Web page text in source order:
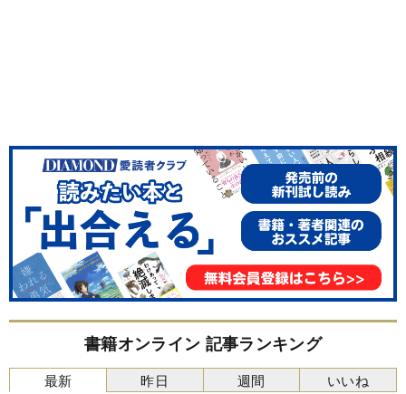
書籍オンライン 記事ランキング
最新 昨日 週間 いいね